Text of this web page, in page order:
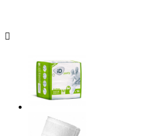
